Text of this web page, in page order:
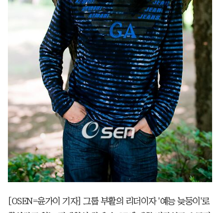
[OSEN=윤가이 기자] 그룹 부활의 리더이자 '예능 늦둥이'로